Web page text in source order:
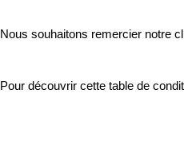
Nous souhaitons remercier notre
Pour découvrir cette table de